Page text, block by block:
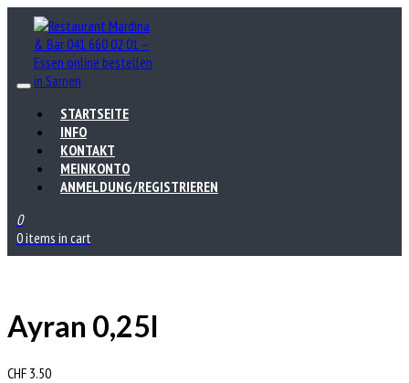
STARTSEITE
INFO
KONTAKT
MEINKONTO
ANMELDUNG/REGISTRIEREN
0
0 items in cart
Ayran 0,25l
CHF 3.50